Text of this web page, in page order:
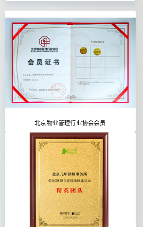
北京物业管理行业协会会员